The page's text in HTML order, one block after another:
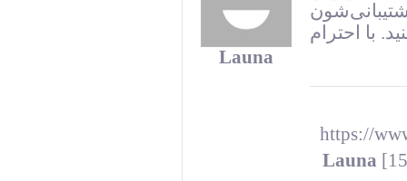
Launa
https://
Launa